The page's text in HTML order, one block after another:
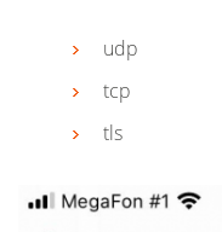
udp
tcp
tls